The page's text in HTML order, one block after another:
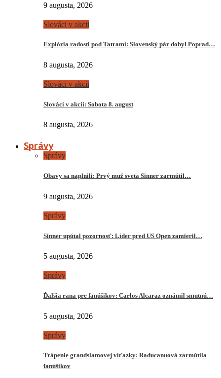
9 augusta, 2026
Slováci v akcii
Explózia radosti pod Tatrami: Slovenský pár dobyl Poprad…
8 augusta, 2026
Slováci v akcii
Slováci v akcii: Sobota 8. august
8 augusta, 2026
Správy
Správy
Obavy sa naplnili: Prvý muž sveta Sinner zarmútil…
9 augusta, 2026
Správy
Sinner upútal pozornosť: Líder pred US Open zamieril…
5 augusta, 2026
Správy
Ďalšia rana pre fanúšikov: Carlos Alcaraz oznámil smutnú…
5 augusta, 2026
Správy
Trápenie grandslamovej víťazky: Raducanuová zarmútila
fanúšikov